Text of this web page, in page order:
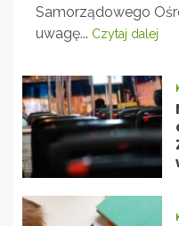
Samorządowego
uwagę... Czytaj dalej